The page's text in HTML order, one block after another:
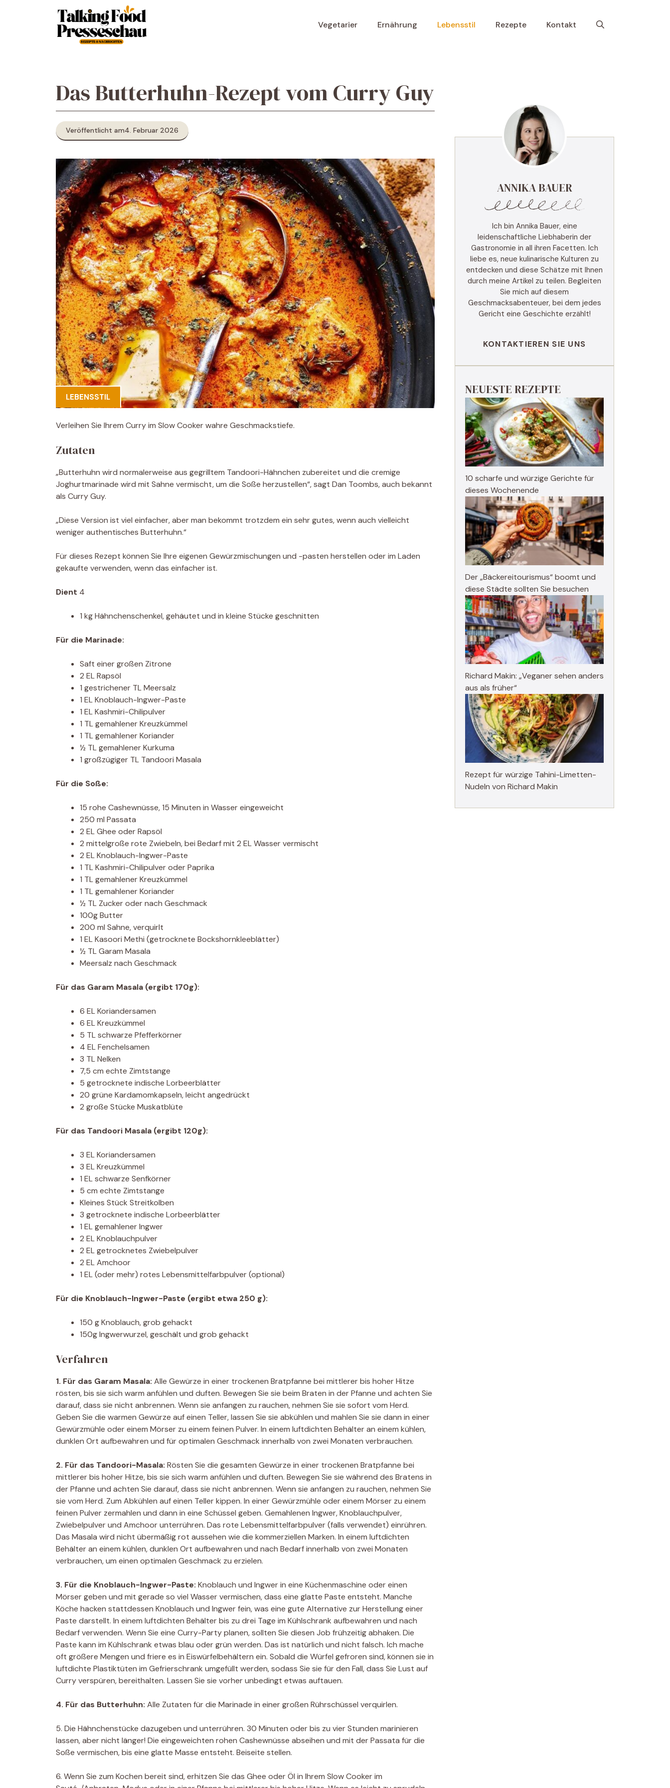
Vegetarier Ernährung Lebensstil Rezepte Kontakt
Das Butterhuhn-Rezept vom Curry Guy
Veröffentlicht am4. Februar 2026
LEBENSSTIL
Verleihen Sie Ihrem Curry im Slow Cooker wahre Geschmackstiefe.
Zutaten
„Butterhuhn wird normalerweise aus gegrilltem Tandoori-Hähnchen zubereitet und die cremige
Joghurtmarinade wird mit Sahne vermischt, um die Soße herzustellen“, sagt Dan Toombs, auch bekannt
als Curry Guy.
„Diese Version ist viel einfacher, aber man bekommt trotzdem ein sehr gutes, wenn auch vielleicht
weniger authentisches Butterhuhn.“
Für dieses Rezept können Sie Ihre eigenen Gewürzmischungen und -pasten herstellen oder im Laden
gekaufte verwenden, wenn das einfacher ist.
Dient 4
1 kg Hähnchenschenkel, gehäutet und in kleine Stücke geschnitten
Für die Marinade:
Saft einer großen Zitrone
2 EL Rapsöl
1 gestrichener TL Meersalz
1 EL Knoblauch-Ingwer-Paste
1 EL Kashmiri-Chilipulver
1 TL gemahlener Kreuzkümmel
1 TL gemahlener Koriander
½ TL gemahlener Kurkuma
1 großzügiger TL Tandoori Masala
Für die Soße:
15 rohe Cashewnüsse, 15 Minuten in Wasser eingeweicht
250 ml Passata
2 EL Ghee oder Rapsöl
2 mittelgroße rote Zwiebeln, bei Bedarf mit 2 EL Wasser vermischt
2 EL Knoblauch-Ingwer-Paste
1 TL Kashmiri-Chilipulver oder Paprika
1 TL gemahlener Kreuzkümmel
1 TL gemahlener Koriander
½ TL Zucker oder nach Geschmack
100g Butter
200 ml Sahne, verquirlt
1 EL Kasoori Methi (getrocknete Bockshornkleeblätter)
½ TL Garam Masala
Meersalz nach Geschmack
Für das Garam Masala (ergibt 170g):
6 EL Koriandersamen
6 EL Kreuzkümmel
5 TL schwarze Pfefferkörner
4 EL Fenchelsamen
3 TL Nelken
7,5 cm echte Zimtstange
5 getrocknete indische Lorbeerblätter
20 grüne Kardamomkapseln, leicht angedrückt
2 große Stücke Muskatblüte
Für das Tandoori Masala (ergibt 120g):
3 EL Koriandersamen
3 EL Kreuzkümmel
1 EL schwarze Senfkörner
5 cm echte Zimtstange
Kleines Stück Streitkolben
3 getrocknete indische Lorbeerblätter
1 EL gemahlener Ingwer
2 EL Knoblauchpulver
2 EL getrocknetes Zwiebelpulver
2 EL Amchoor
1 EL (oder mehr) rotes Lebensmittelfarbpulver (optional)
Für die Knoblauch-Ingwer-Paste (ergibt etwa 250 g):
150 g Knoblauch, grob gehackt
150g Ingwerwurzel, geschält und grob gehackt
Verfahren
1. Für das Garam Masala: Alle Gewürze in einer trockenen Bratpfanne bei mittlerer bis hoher Hitze
rösten, bis sie sich warm anfühlen und duften. Bewegen Sie sie beim Braten in der Pfanne und achten Sie
darauf, dass sie nicht anbrennen. Wenn sie anfangen zu rauchen, nehmen Sie sie sofort vom Herd.
Geben Sie die warmen Gewürze auf einen Teller, lassen Sie sie abkühlen und mahlen Sie sie dann in einer
Gewürzmühle oder einem Mörser zu einem feinen Pulver. In einem luftdichten Behälter an einem kühlen,
dunklen Ort aufbewahren und für optimalen Geschmack innerhalb von zwei Monaten verbrauchen.
2. Für das Tandoori-Masala: Rösten Sie die gesamten Gewürze in einer trockenen Bratpfanne bei
mittlerer bis hoher Hitze, bis sie sich warm anfühlen und duften. Bewegen Sie sie während des Bratens in
der Pfanne und achten Sie darauf, dass sie nicht anbrennen. Wenn sie anfangen zu rauchen, nehmen Sie
sie vom Herd. Zum Abkühlen auf einen Teller kippen. In einer Gewürzmühle oder einem Mörser zu einem
feinen Pulver zermahlen und dann in eine Schüssel geben. Gemahlenen Ingwer, Knoblauchpulver,
Zwiebelpulver und Amchoor unterrühren. Das rote Lebensmittelfarbpulver (falls verwendet) einrühren.
Das Masala wird nicht übermäßig rot aussehen wie die kommerziellen Marken. In einem luftdichten
Behälter an einem kühlen, dunklen Ort aufbewahren und nach Bedarf innerhalb von zwei Monaten
verbrauchen, um einen optimalen Geschmack zu erzielen.
3. Für die Knoblauch-Ingwer-Paste: Knoblauch und Ingwer in eine Küchenmaschine oder einen
Mörser geben und mit gerade so viel Wasser vermischen, dass eine glatte Paste entsteht. Manche
Köche hacken stattdessen Knoblauch und Ingwer fein, was eine gute Alternative zur Herstellung einer
Paste darstellt. In einem luftdichten Behälter bis zu drei Tage im Kühlschrank aufbewahren und nach
Bedarf verwenden. Wenn Sie eine Curry-Party planen, sollten Sie diesen Job frühzeitig abhaken. Die
Paste kann im Kühlschrank etwas blau oder grün werden. Das ist natürlich und nicht falsch. Ich mache
oft größere Mengen und friere es in Eiswürfelbehältern ein. Sobald die Würfel gefroren sind, können sie in
luftdichte Plastiktüten im Gefrierschrank umgefüllt werden, sodass Sie sie für den Fall, dass Sie Lust auf
Curry verspüren, bereithalten. Lassen Sie sie vorher unbedingt etwas auftauen.
4. Für das Butterhuhn: Alle Zutaten für die Marinade in einer großen Rührschüssel verquirlen.
5. Die Hähnchenstücke dazugeben und unterrühren. 30 Minuten oder bis zu vier Stunden marinieren
lassen, aber nicht länger! Die eingeweichten rohen Cashewnüsse abseihen und mit der Passata für die
Soße vermischen, bis eine glatte Masse entsteht. Beiseite stellen.
6. Wenn Sie zum Kochen bereit sind, erhitzen Sie das Ghee oder Öl in Ihrem Slow Cooker im
ANNIKA BAUER
Ich bin Annika Bauer, eine
leidenschaftliche Liebhaberin der
Gastronomie in all ihren Facetten. Ich
liebe es, neue kulinarische Kulturen zu
entdecken und diese Schätze mit Ihnen
durch meine Artikel zu teilen. Begleiten
Sie mich auf diesem
Geschmacksabenteuer, bei dem jedes
Gericht eine Geschichte erzählt!
KONTAKTIEREN SIE UNS
NEUESTE REZEPTE
10 scharfe und würzige Gerichte für
dieses Wochenende
Der „Bäckereitourismus“ boomt und
diese Städte sollten Sie besuchen
Richard Makin: „Veganer sehen anders
aus als früher“
Rezept für würzige Tahini-Limetten-
Nudeln von Richard Makin